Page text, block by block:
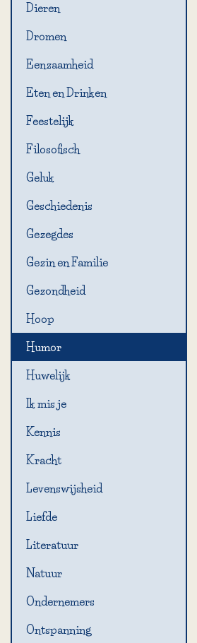
Dieren
Dromen
Eenzaamheid
Eten en Drinken
Feestelijk
Filosofisch
Geluk
Geschiedenis
Gezegdes
Gezin en Familie
Gezondheid
Hoop
Humor
Huwelijk
Ik mis je
Kennis
Kracht
Levenswijsheid
Liefde
Literatuur
Natuur
Ondernemers
Ontspanning